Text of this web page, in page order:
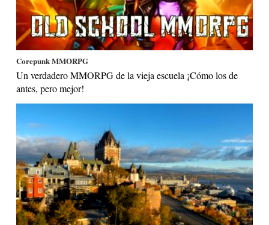
Corepunk MMORPG
Un verdadero MMORPG de la vieja escuela ¡Cómo los de
antes, pero mejor!